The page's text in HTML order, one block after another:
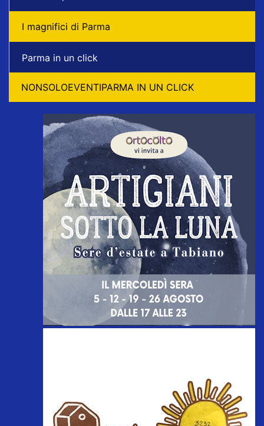
I magnifici di Parma
Parma in un click
NONSOLOEVENTIPARMA IN UN CLICK